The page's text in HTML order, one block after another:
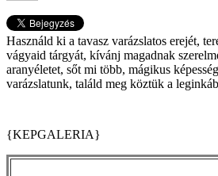
Használd ki a tavasz varázslatos erejét,
vágyaid tárgyát, kívánj magadnak
aranyéletet, sőt mi több, mágikus
varázslatunk, találd meg köztük a
{KEPGALERIA}